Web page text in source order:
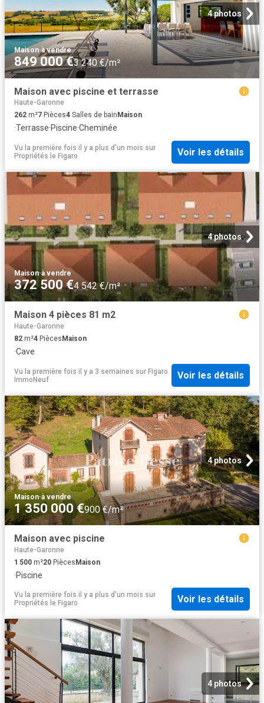
4 photos
Maison·à vendre
849 000 €3 240 €/m²
Maison avec piscine et terrasse
Haute-Garonne
262 m²7 Pièces4 Salles de bain Maison
·Terrasse·Piscine·Cheminée
Vu la première fois il y a plus d'un mois sur
Propriétés le Figaro
Voir les détails
4 photos
Maison·à vendre
372 500 €4 542 €/m²
Maison 4 pièces 81 m2
Haute-Garonne
82 m²4 Pièces Maison
·Cave
Vu la première fois il y a 3 semaines sur Figaro
ImmoNeuf
Voir les détails
4 photos
Maison·à vendre
1 350 000 €900 €/m²
Maison avec piscine
Haute-Garonne
1 500 m²20 PiècesMaison
·Piscine
Vu la première fois il y a plus d'un mois sur
Propriétés le Figaro
Voir les détails
4 photos